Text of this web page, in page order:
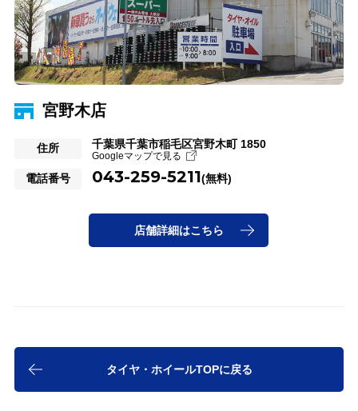
宮野木店
住所 千葉県千葉市稲毛区宮野木町 1850
Googleマップで見る
電話番号 043-259-5211(無料)
店舗詳細はこちら
柏沼南店
住所 千葉県柏市風早1-6-7
Googleマップで見る
電話番号 04-7193-7011(代)
富里店
住所 千葉県富里市七栄525-31
Googleマップで見る
電話番号 0476-91-1611 (代)
0120-924-563（車検）
浜野店
住所 千葉県千葉市中央区浜野町1025-131
Googleマップで見る
電話番号 043-305-1234(代)
茂原店
住所 千葉県茂原市北塚 1226-1
Googleマップで見る
電話番号 0475-22-8211(代)
上総君津店
住所 千葉県君津市法木作1-1-11
Googleマップで見る
電話番号 0439-55-5811(代)
タイヤ・ホイールTOPに戻る